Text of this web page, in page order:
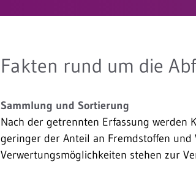
Fakten rund um die
Sammlung und Sortierung
Nach der getrennten Erfassung werden
geringer der Anteil an Fremdstoffen
Verwertungsmöglichkeiten stehen zur